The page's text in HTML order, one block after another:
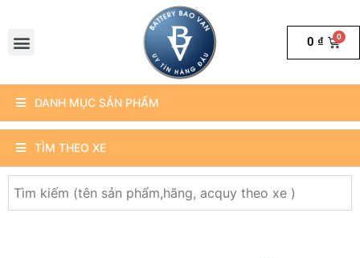
0 ₫
DANH MỤC SẢN PHẨM
TÌM THEO XE